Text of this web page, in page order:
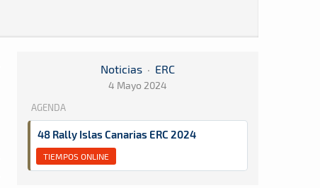
Noticias · ERC
4 Mayo 2024
AGENDA
48 Rally Islas Canarias ERC 2024
TIEMPOS ONLINE